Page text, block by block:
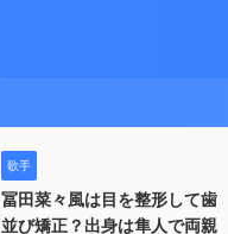
歌手
冨田菜々風は目を整形して歯
並び矯正？出身は隼人で両親